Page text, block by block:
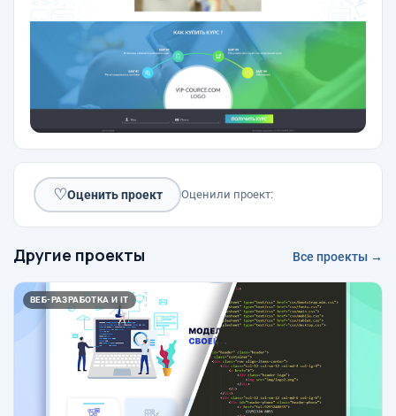
♡Оценить проект Оценили проект:
Другие проекты Все проекты →
ВЕБ-РАЗРАБОТКА И IT